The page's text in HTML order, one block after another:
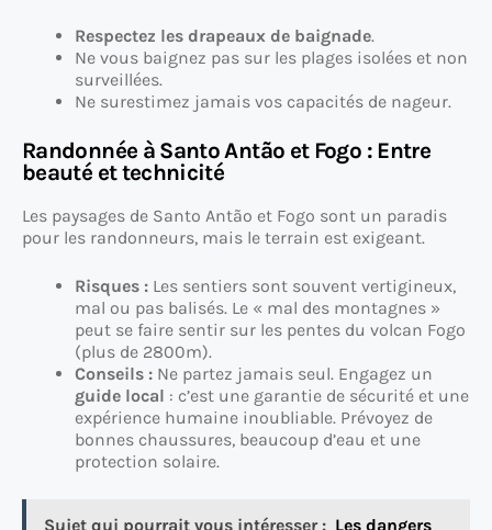
Respectez les drapeaux de baignade.
Ne vous baignez pas sur les plages isolées et non
surveillées.
Ne surestimez jamais vos capacités de nageur.
Randonnée à Santo Antão et Fogo : Entre
beauté et technicité
Les paysages de Santo Antão et Fogo sont un paradis
pour les randonneurs, mais le terrain est exigeant.
Risques : Les sentiers sont souvent vertigineux,
mal ou pas balisés. Le « mal des montagnes »
peut se faire sentir sur les pentes du volcan Fogo
(plus de 2800m).
Conseils : Ne partez jamais seul. Engagez un
guide local : c’est une garantie de sécurité et une
expérience humaine inoubliable. Prévoyez de
bonnes chaussures, beaucoup d’eau et une
protection solaire.
Sujet qui pourrait vous intéresser : Les dangers